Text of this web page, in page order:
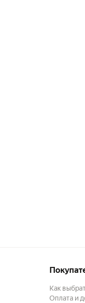
Как
Оплата и